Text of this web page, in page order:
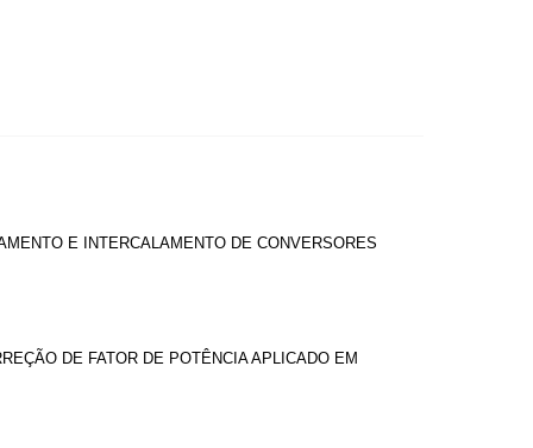
E INTERCALAMENTO DE CONVERSORES
DE FATOR DE POTÊNCIA APLICADO EM